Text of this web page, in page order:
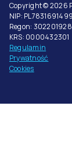
Copyright © 2026
NIP: PL7831691499
Regon: 302201928
KRS: 0000432301
Regulamin
Prywatność
Cookies